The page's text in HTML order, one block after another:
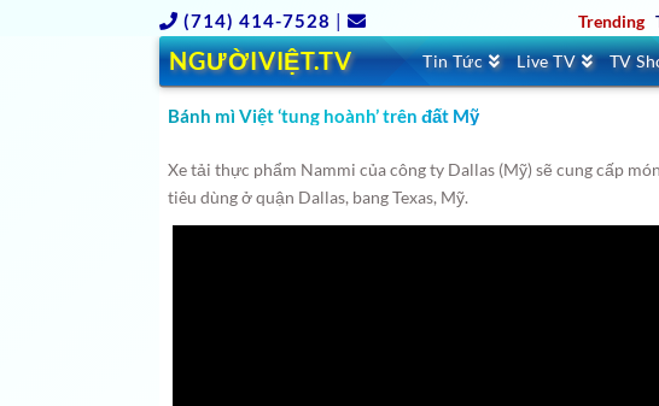
(714) 414-7528 | Trending
NGƯỜIVIỆT.TV Tin Tức Live TV TV
Bánh mì Việt ‘tung hoành’ trên đất Mỹ
Xe tải thực phẩm Nammi của công ty Dallas (Mỹ) sẽ cung cấp
tiêu dùng ở quận Dallas, bang Texas, Mỹ.